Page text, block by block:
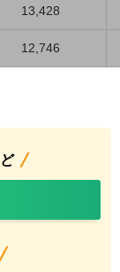
13,428
12,746